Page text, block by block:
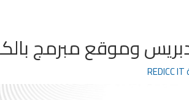
وموقع مبرمج
REDICC IT